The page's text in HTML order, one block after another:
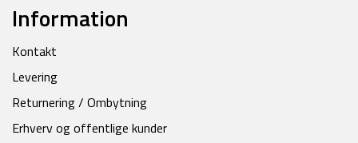
Information
Kontakt
Levering
Returnering / Ombytning
Erhverv og offentlige kunder